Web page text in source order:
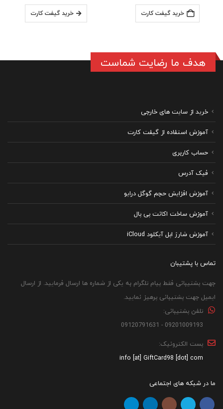
خرید گیفت کارت خرید گیفت کارت
هدف ما رضایت شماست
خرید از سایت های خارجی
آموزش استفاده از گیفت کارت
حساب کاربری
فیک آدرس
آموزش افزایش حجم گوگل درایو
آموزش ساخت اکانت پی پال
آموزش شارژ اپل آیکلود iCloud
تماس با پشتیبان
جهت پشتیبانی فقط پیام تلگرام به یکی از شماره ها ارسال فرمایید. از ارسال
ایمیل جهت پشتیبانی پرهیز نمایید.
تلفن پشتیبانی:
09201009193 - 09120791631
پست الکترونیک:
info [at] GiftCard98 [dot] com
ما در شبکه های اجتماعی